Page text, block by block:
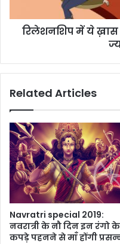
ना
ख़ा
ती
प
को
औ
र
भी
ज्या
दा
स्ट्रों
ग
रिलेशनशिप में ये
Related Articles
Navratri special 2019:
नवरात्री के नौ दिन इन रंगो के
कपड़े पहनने से माँ होंगी